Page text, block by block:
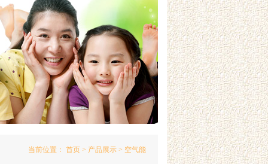
当前位置： 首页> 产品展示> 空气能